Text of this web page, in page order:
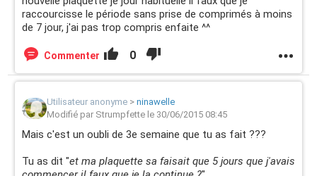
raccourcisse le période sans prise de comprimés à moins
de 7 jour, j'ai pas trop compris enfaite ^^
Commenter 0
Utilisateur anonyme > ninawelle
Modifié par Strumpfette le 30/06/2015 08:45
Mais c'est un oubli de 3e semaine que tu as fait ???
Tu as dit "et ma plaquette sa faisait que 5 jours que j'avais